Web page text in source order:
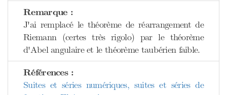
Remarque :
J'ai remplacé le théorème de réarrangement de
Riemann (certes très rigolo) par le théorème
d'Abel angulaire et le théorème taubérien faible.
Références :
Suites et séries numériques, suites et séries de